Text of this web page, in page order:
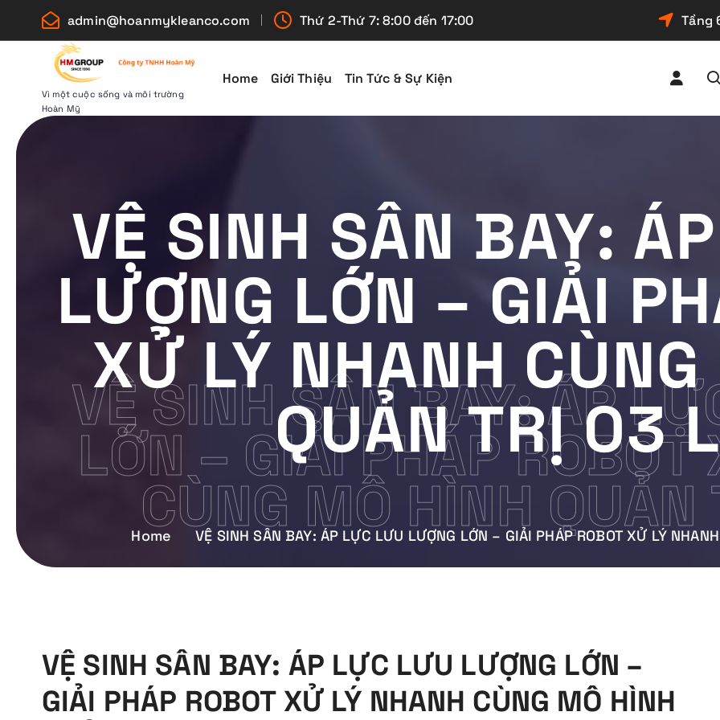
admin@hoanmykleanco.com Thứ 2-Thứ 7: 8:00 đến 17:00 Tầng
Vì một cuộc sống và môi trường
Hoàn Mỹ
Home Giới Thiệu Tin Tức & Sự Kiện
VỆ SINH SÂN BAY: ÁP
LỚN – GIẢI PHÁP ROBOT
CÙNG MÔ HÌNH
VỆ SINH SÂN BAY:
LƯỢNG LỚN – GIẢI
XỬ LÝ NHANH
QUẢN TRỊ 03
Home VỆ SINH SÂN BAY: ÁP LỰC LƯU LƯỢNG LỚN – GIẢI PHÁP ROBOT XỬ LÝ
VỆ SINH SÂN BAY: ÁP LỰC LƯU LƯỢNG LỚN –
GIẢI PHÁP ROBOT XỬ LÝ NHANH CÙNG MÔ HÌNH